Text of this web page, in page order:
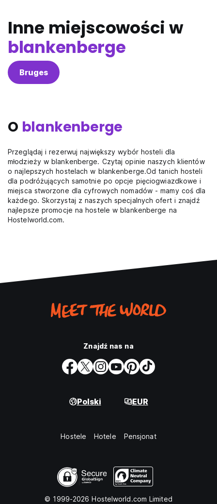
Inne miejscowości w
blankenberge
Bruges
O blankenberge
Przeglądaj i rezerwuj największy wybór hosteli dla
młodzieży w blankenberge. Czytaj opinie naszych klientów
o najlepszych hostelach w blankenberge.Od tanich hosteli
dla podróżujących samotnie po opcje pięciogwiazdkowe i
miejsca stworzone dla cyfrowych nomadów - mamy coś dla
każdego. Skorzystaj z naszych specjalnych ofert i znajdź
najlepsze promocje na hostele w blankenberge na
Hostelworld.com.
Znajdź nas na
Polski EUR
Hostele Hotele Pensjonat
© 1999-2026 Hostelworld.com Limited